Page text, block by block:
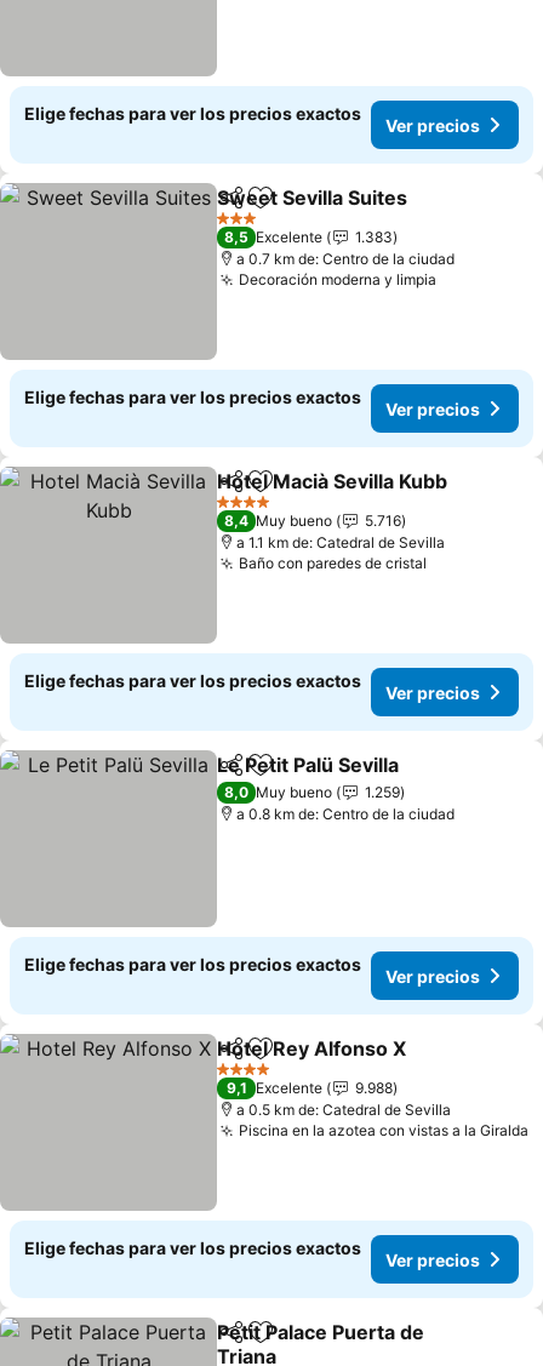
Elige fechas para ver los precios exactos
Ver precios
CompartirAgregar a favoritos
Sweet Sevilla Suites
3 Estrellas
8,5 Excelente
1.383
a 0.7 km de: Centro de la ciudad
Decoración moderna y limpia
Elige fechas para ver los precios exactos
Ver precios
CompartirAgregar a favoritos
Hotel Macià Sevilla Kubb
4 Estrellas
8,4 Muy bueno
5.716
a 1.1 km de: Catedral de Sevilla
Baño con paredes de cristal
Elige fechas para ver los precios exactos
Ver precios
CompartirAgregar a favoritos
Le Petit Palü Sevilla
8,0 Muy bueno
1.259
a 0.8 km de: Centro de la ciudad
Elige fechas para ver los precios exactos
Ver precios
CompartirAgregar a favoritos
Hotel Rey Alfonso X
4 Estrellas
9,1 Excelente
9.988
a 0.5 km de: Catedral de Sevilla
Piscina en la azotea con vistas a la Giralda
Elige fechas para ver los precios exactos
Ver precios
CompartirAgregar a favoritos
Petit Palace Puerta de
Triana